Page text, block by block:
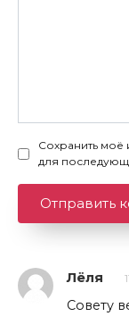
Сохранить моё
для
Лёля
Совету